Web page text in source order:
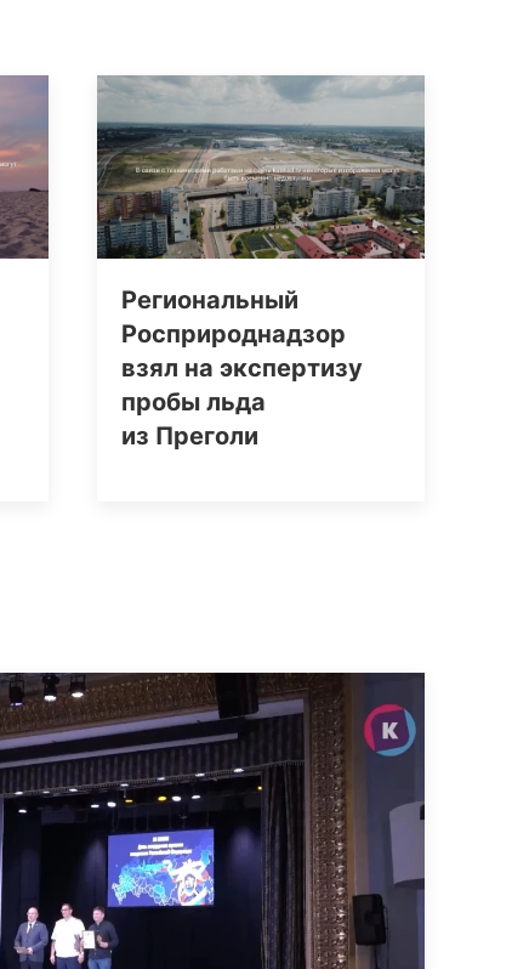
Региональный
Росприроднадзор
взял на экспертизу
пробы льда
из Преголи